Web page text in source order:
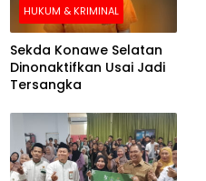
HUKUM & KRIMINAL
Sekda Konawe Selatan
Dinonaktifkan Usai Jadi
Tersangka